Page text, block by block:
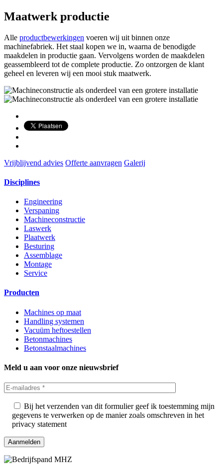
Maatwerk productie
Alle productbewerkingen voeren wij uit binnen onze
machinefabriek. Het staal kopen we in, waarna de benodigde
maakdelen in productie gaan. Vervolgens worden de maakdelen
geassembleerd tot de complete productie. Zo ontzorgen de klant
geheel en leveren wij een mooi stuk maatwerk.
Vrijblijvend advies Offerte aanvragen Galerij
Disciplines
Engineering
Verspaning
Machineconstructie
Laswerk
Plaatwerk
Besturing
Assemblage
Montage
Service
Producten
Machines op maat
Handling systemen
Vacuüm heftoestellen
Betonmachines
Betonstaalmachines
Meld u aan voor onze nieuwsbrief
Bij het verzenden van dit formulier geef ik toestemming mijn
gegevens te verwerken op de manier zoals omschreven in het
privacy statement